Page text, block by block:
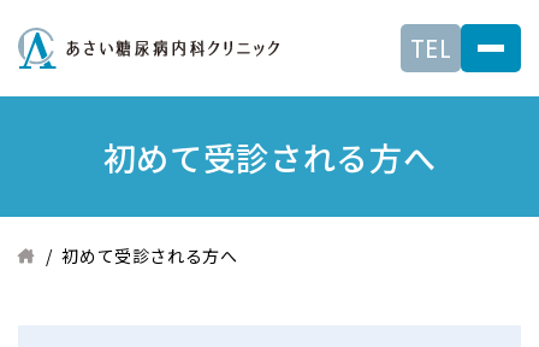
TEL
初めて受診される方へ
初めて受診される方へ